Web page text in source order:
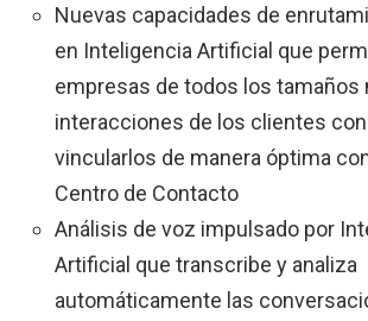
Nuevas capacidades de
en Inteligencia Artificial que
empresas de todos los tamaños
interacciones de los clientes
vincularlos de manera óptima
Centro de Contacto
Análisis de voz impulsado por
Artificial que transcribe y analiza
automáticamente las